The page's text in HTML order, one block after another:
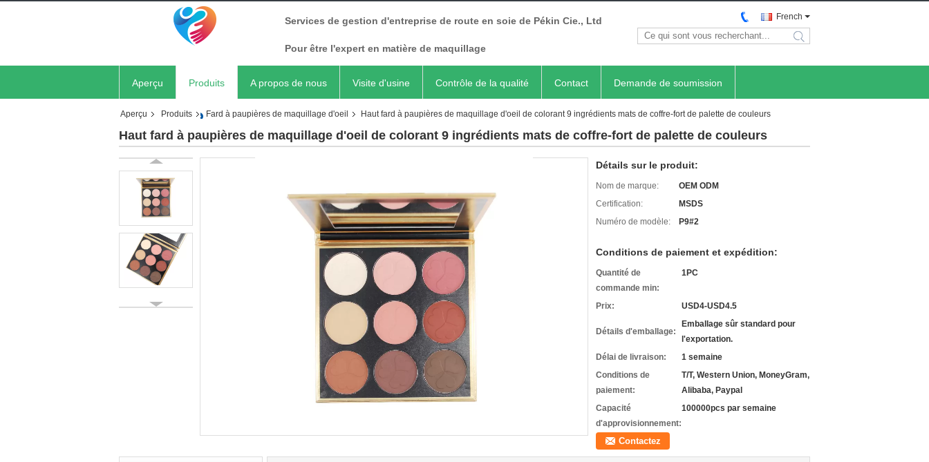
Services de gestion d'entreprise de route en soie de Pékin Cie., Ltd
Pour être l'expert en matière de maquillage
French
search
Aperçu Produits A propos de nous Visite d'usine Contrôle de la qualité Contact Demande de soumission
Aperçu Produits Fard à paupières de maquillage d'oeil Haut fard à paupières de maquillage d'oeil de colorant 9 ingrédients mats de coffre-fort de palette de couleurs
Haut fard à paupières de maquillage d'oeil de colorant 9 ingrédients mats de coffre-fort de palette de couleurs
Détails sur le produit:
Nom de marque:
OEM ODM
Certification:
MSDS
Numéro de modèle:
P9#2
Conditions de paiement et expédition:
Quantité de
commande min:
1PC
Prix: USD4-USD4.5
Détails d'emballage:
Emballage sûr standard pour
l'exportation.
Délai de livraison:
1 semaine
Conditions de
paiement:
T/T, Western Union, MoneyGram,
Alibaba, Paypal
Capacité
d'approvisionnement:
100000pcs par semaine
Contactez